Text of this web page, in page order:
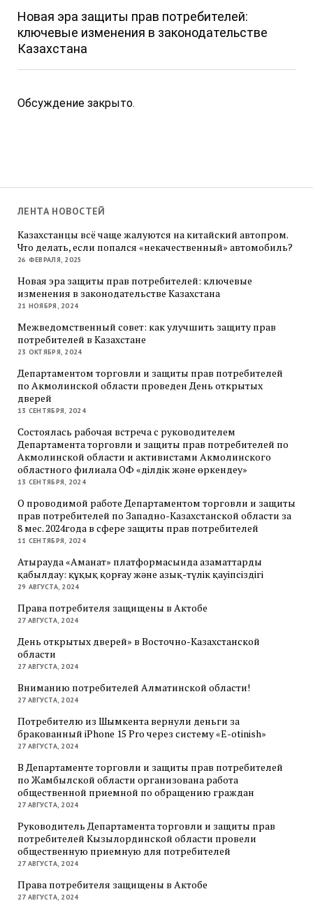
Новая эра защиты прав потребителей:
ключевые изменения в законодательстве
Казахстана
Обсуждение закрыто.
ЛЕНТА НОВОСТЕЙ
Казахстанцы всё чаще жалуются на китайский автопром.
Что делать, если попался «некачественный» автомобиль?
26 ФЕВРАЛЯ, 2025
Новая эра защиты прав потребителей: ключевые
изменения в законодательстве Казахстана
21 НОЯБРЯ, 2024
Межведомственный совет: как улучшить защиту прав
потребителей в Казахстане
23 ОКТЯБРЯ, 2024
Департаментом торговли и защиты прав потребителей
по Акмолинской области проведен День открытых
дверей
13 СЕНТЯБРЯ, 2024
Состоялась рабочая встреча с руководителем
Департамента торговли и защиты прав потребителей по
Акмолинской области и активистами Акмолинского
областного филиала ОФ «Әділдік және өркендеу»
13 СЕНТЯБРЯ, 2024
О проводимой работе Департаментом торговли и защиты
прав потребителей по Западно-Казахстанской области за
8 мес. 2024года в сфере защиты прав потребителей
11 СЕНТЯБРЯ, 2024
Атырауда «Аманат» платформасында азаматтарды
қабылдау: құқық қорғау және азық-түлік қауіпсіздігі
29 АВГУСТА, 2024
Права потребителя защищены в Актобе
27 АВГУСТА, 2024
День открытых дверей» в Восточно-Казахстанской
области
27 АВГУСТА, 2024
Вниманию потребителей Алматинской области!
27 АВГУСТА, 2024
Потребителю из Шымкента вернули деньги за
бракованный iPhone 15 Pro через систему «E-otinish»
27 АВГУСТА, 2024
В Департаменте торговли и защиты прав потребителей
по Жамбылской области организована работа
общественной приемной по обращению граждан
27 АВГУСТА, 2024
Руководитель Департамента торговли и защиты прав
потребителей Кызылординской области провели
общественную приемную для потребителей
27 АВГУСТА, 2024
Права потребителя защищены в Актобе
27 АВГУСТА, 2024